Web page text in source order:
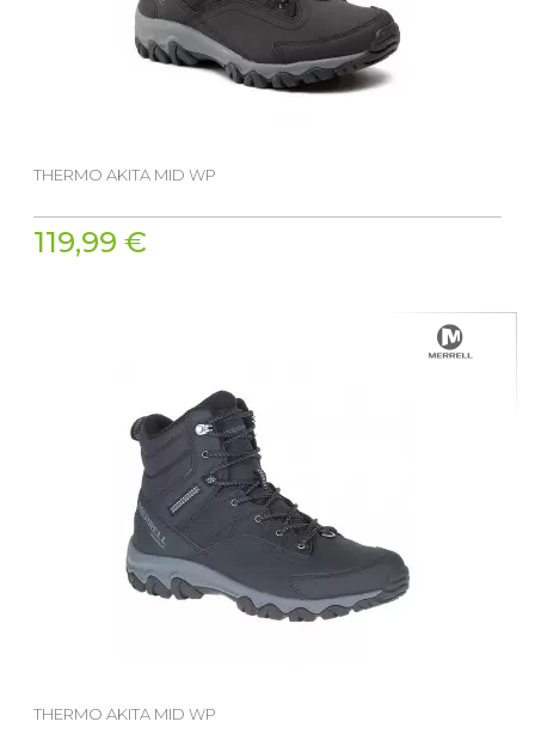
THERMO AKITA MID WP
119,99 €
THERMO AKITA MID WP